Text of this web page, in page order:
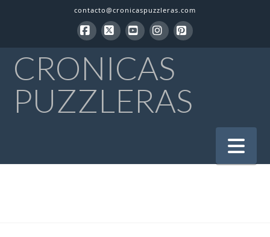
contacto@cronicaspuzzleras.com
CRONICAS
PUZZLERAS